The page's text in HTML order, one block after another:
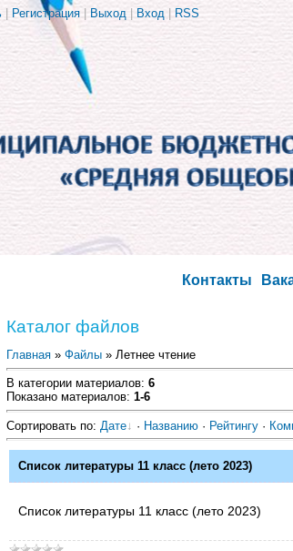
Регистрация Выход Вход RSS
Контакты
Каталог файлов
Главная» Файлы» Летнее чтение
В категории материалов: 6
Показано материалов: 1-6
Сортировать по: Дате · Названию· Рейтингу·
Список литературы 11 класс (лето 2023)
Список литературы 11 класс (лето 2023)